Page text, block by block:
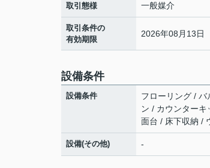
取引態様 一般媒介
取引条件の
有効期限
2026年08月13日
設備条件
設備条件
フローリング /
ン / カウンター
面台 / 床下収納 /
設備(その他) -